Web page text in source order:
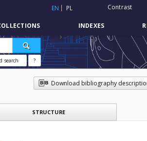
EN PL Contrast
INDEXES
search ?
Download bibliography
STRUCTURE